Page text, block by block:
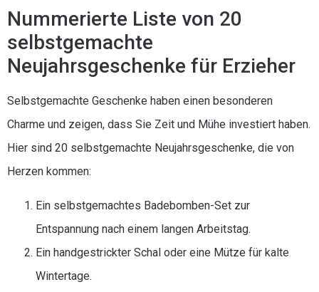
Nummerierte Liste von 20
selbstgemachte
Neujahrsgeschenke für Erzieher
Selbstgemachte Geschenke haben einen besonderen
Charme und zeigen, dass Sie Zeit und Mühe investiert haben.
Hier sind 20 selbstgemachte Neujahrsgeschenke, die von
Herzen kommen:
Ein selbstgemachtes Badebomben-Set zur
Entspannung nach einem langen Arbeitstag.
Ein handgestrickter Schal oder eine Mütze für kalte
Wintertage.